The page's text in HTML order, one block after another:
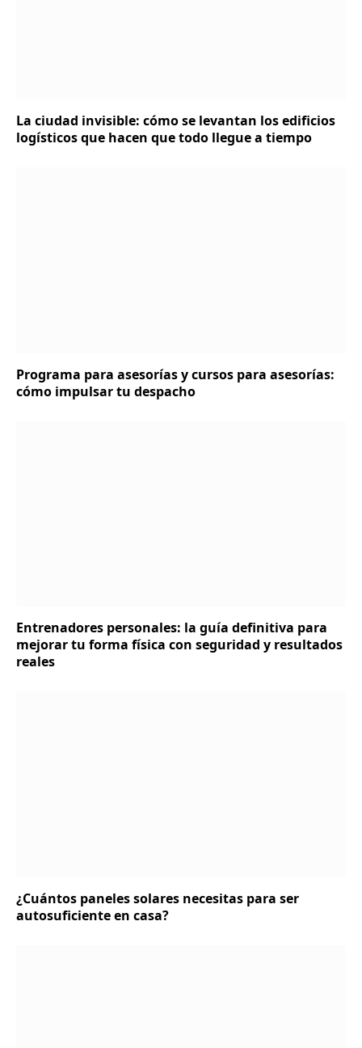
La ciudad invisible: cómo se levantan los edificios
logísticos que hacen que todo llegue a tiempo
Programa para asesorías y cursos para asesorías:
cómo impulsar tu despacho
Entrenadores personales: la guía definitiva para
mejorar tu forma física con seguridad y resultados
reales
¿Cuántos paneles solares necesitas para ser
autosuficiente en casa?